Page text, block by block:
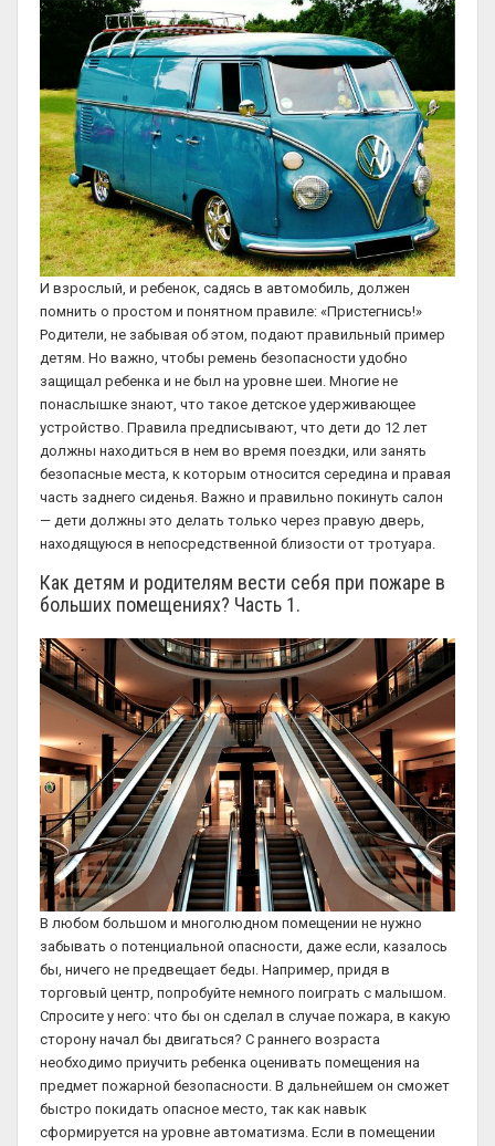
И взрослый, и ребенок, садясь в автомобиль, должен
помнить о простом и понятном правиле: «Пристегнись!»
Родители, не забывая об этом, подают правильный пример
детям. Но важно, чтобы ремень безопасности удобно
защищал ребенка и не был на уровне шеи. Многие не
понаслышке знают, что такое детское удерживающее
устройство. Правила предписывают, что дети до 12 лет
должны находиться в нем во время поездки, или занять
безопасные места, к которым относится середина и правая
часть заднего сиденья. Важно и правильно покинуть салон
— дети должны это делать только через правую дверь,
находящуюся в непосредственной близости от тротуара.
Как детям и родителям вести себя при пожаре в
больших помещениях? Часть 1.
В любом большом и многолюдном помещении не нужно
забывать о потенциальной опасности, даже если, казалось
бы, ничего не предвещает беды. Например, придя в
торговый центр, попробуйте немного поиграть с малышом.
Спросите у него: что бы он сделал в случае пожара, в какую
сторону начал бы двигаться? С раннего возраста
необходимо приучить ребенка оценивать помещения на
предмет пожарной безопасности. В дальнейшем он сможет
быстро покидать опасное место, так как навык
сформируется на уровне автоматизма. Если в помещении